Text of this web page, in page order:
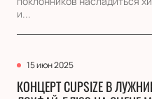
и...
15 июн 2025
КОНЦЕРТ CUPSIZE В